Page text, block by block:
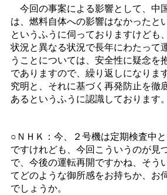
今回の事案による影響として、中
は、燃料自体への影響はなかったと
というふうに伺っておりますけども
状況と異なる状況で長年にわたって
うことについては、安全性に疑念を
でありますので、繰り返しになりま
究明と、それに基づく再発防止を徹
あるというふうに認識しております。
○ＮＨＫ：今、２号機は定期検査中
ですけれども、今回こういうのが見
で、今後の運転再開ですかね、そう
てどのような御所感をお持ちか、お
でしょうか。